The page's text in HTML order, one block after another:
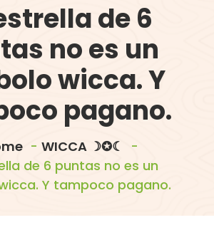
de 6
no es un
wicca. Y
pagano.
- WICCA ☽✪☾
-
de 6 puntas no es un
Y tampoco pagano.